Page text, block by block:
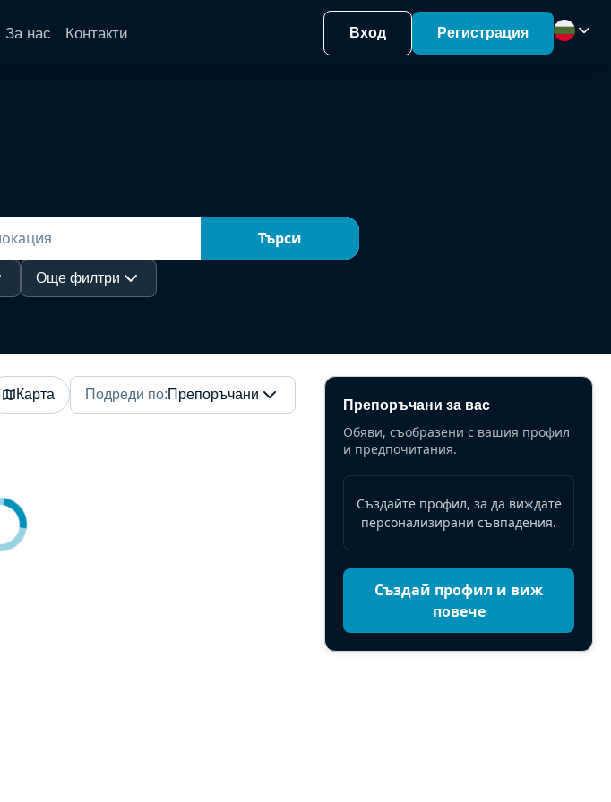
За нас Контакти Вход Регистрация
Търси
Още филтри
Карта Подреди по:Препоръчани
Препоръчани за вас
Обяви, съобразени с вашия профил
и предпочитания.
Създайте профил, за да виждате
персонализирани съвпадения.
Създай профил и виж
повече